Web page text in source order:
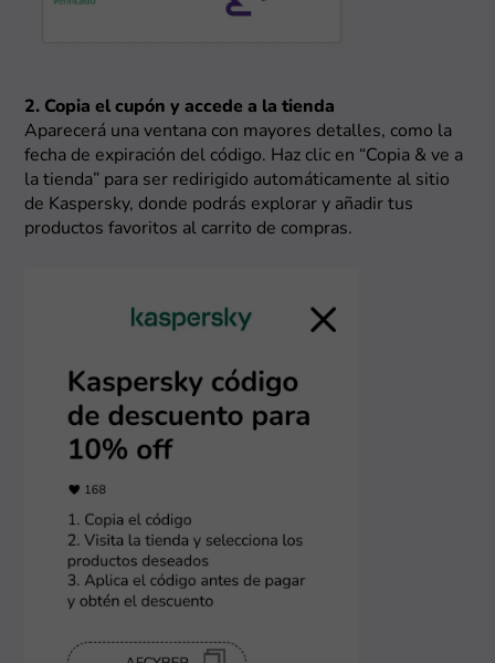
2. Copia el cupón y accede a la tienda
Aparecerá una ventana con mayores detalles, como la
fecha de expiración del código. Haz clic en “Copia & ve a
la tienda” para ser redirigido automáticamente al sitio
de Kaspersky, donde podrás explorar y añadir tus
productos favoritos al carrito de compras.